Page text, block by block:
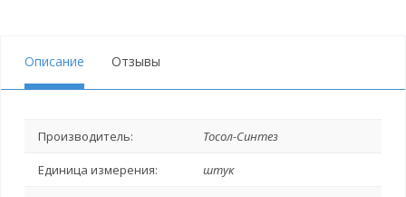
Описание Отзывы
Производитель: Тосол-Синтез
Единица измерения: штук